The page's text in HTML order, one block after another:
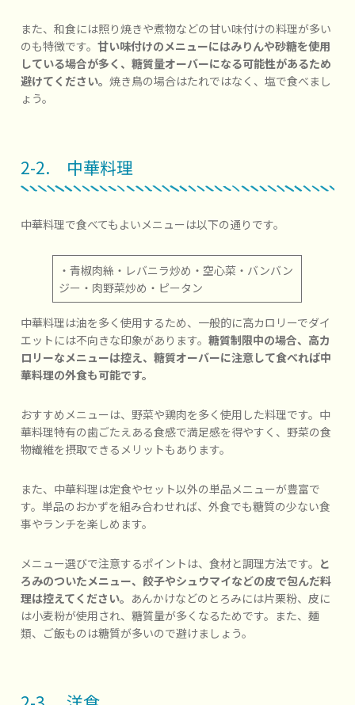
また、和食には照り焼きや煮物などの甘い味付けの料理が多い
のも特徴です。甘い味付けのメニューにはみりんや砂糖を使用
している場合が多く、糖質量オーバーになる可能性があるため
避けてください。焼き鳥の場合はたれではなく、塩で食べまし
ょう。
2-2. 中華料理
中華料理で食べてもよいメニューは以下の通りです。
・青椒肉絲・レバニラ炒め・空心菜・バンバン
ジー・肉野菜炒め・ピータン
中華料理は油を多く使用するため、一般的に高カロリーでダイ
エットには不向きな印象があります。糖質制限中の場合、高カ
ロリーなメニューは控え、糖質オーバーに注意して食べれば中
華料理の外食も可能です。
おすすめメニューは、野菜や鶏肉を多く使用した料理です。中
華料理特有の歯ごたえある食感で満足感を得やすく、野菜の食
物繊維を摂取できるメリットもあります。
また、中華料理は定食やセット以外の単品メニューが豊富で
す。単品のおかずを組み合わせれば、外食でも糖質の少ない食
事やランチを楽しめます。
メニュー選びで注意するポイントは、食材と調理方法です。 と
ろみのついたメニュー、餃子やシュウマイなどの皮で包んだ料
理は控えてください。 あんかけなどのとろみには片栗粉、皮に
は小麦粉が使用され、糖質量が多くなるためです。また、麺
類、ご飯ものは糖質が多いので避けましょう。